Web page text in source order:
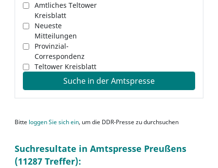
Amtliches Teltower
Kreisblatt
Neueste
Mitteilungen
Provinzial-
Correspondenz
Teltower Kreisblatt
Suche in der Amtspresse
Bitte loggen Sie sich ein, um die DDR-Presse zu durchsuchen
Suchresultate in Amtspresse Preußens
(11287 Treffer):